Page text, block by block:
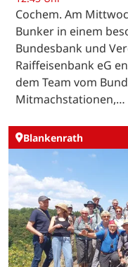
Cochem. Am
Bunker in einem
Bundesbank und
Raiffeisenbank eG
dem Team vom
Mitmachstationen,…
Blankenrath